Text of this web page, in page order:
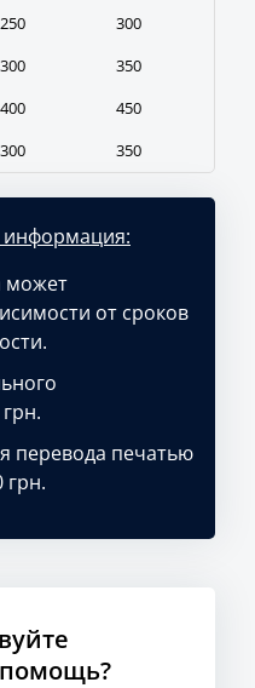
250 300
300 350
400 450
300 350
может
от сроков
перевода печатью
грн.